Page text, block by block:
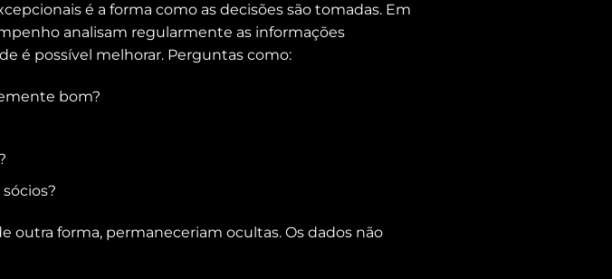
é a forma como as decisões são tomadas. Em
analisam regularmente as informações
é possível melhorar. Perguntas como:
bom?
outra forma, permaneceriam ocultas. Os dados não